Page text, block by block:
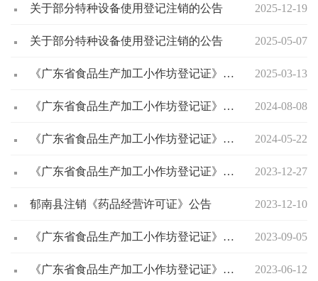
关于部分特种设备使用登记注销的公告 2025-12-19
关于部分特种设备使用登记注销的公告 2025-05-07
《广东省食品生产加工小作坊登记证》注销公示 2025-03-13
《广东省食品生产加工小作坊登记证》注销公示 2024-08-08
《广东省食品生产加工小作坊登记证》注销公示 2024-05-22
《广东省食品生产加工小作坊登记证》注销公示 2023-12-27
郁南县注销《药品经营许可证》公告 2023-12-10
《广东省食品生产加工小作坊登记证》注销公示 2023-09-05
《广东省食品生产加工小作坊登记证》注销公示 2023-06-12